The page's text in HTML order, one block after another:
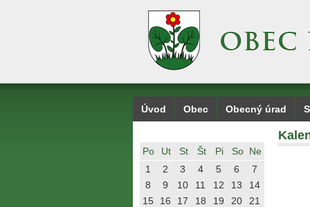
Úvod Obec Obecný úrad
Po Ut St Št Pi So Ne
1 2 3 4 5 6
7
8
9 10 11 12 13
14
15
16 17 18 19 20
21